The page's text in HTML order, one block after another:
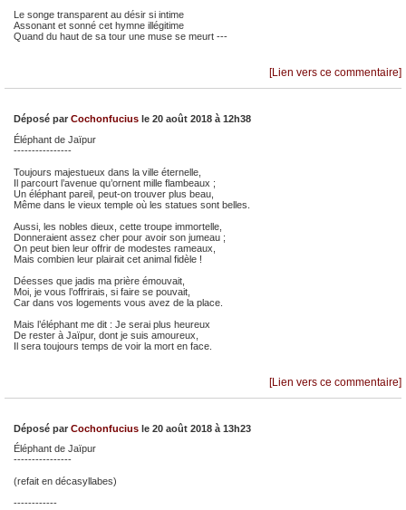
Le songe transparent au désir si intime
Assonant et sonné cet hymne illégitime
Quand du haut de sa tour une muse se meurt ---
[Lien vers ce commentaire]
Déposé par Cochonfucius le 20 août 2018 à 12h38
Éléphant de Jaïpur
----------------
Toujours majestueux dans la ville éternelle,
Il parcourt l’avenue qu’ornent mille flambeaux ;
Un éléphant pareil, peut-on trouver plus beau,
Même dans le vieux temple où les statues sont belles.
Aussi, les nobles dieux, cette troupe immortelle,
Donneraient assez cher pour avoir son jumeau ;
On peut bien leur offrir de modestes rameaux,
Mais combien leur plairait cet animal fidèle !
Déesses que jadis ma prière émouvait,
Moi, je vous l’offrirais, si faire se pouvait,
Car dans vos logements vous avez de la place.
Mais l’éléphant me dit : Je serai plus heureux
De rester à Jaïpur, dont je suis amoureux,
Il sera toujours temps de voir la mort en face.
[Lien vers ce commentaire]
Déposé par Cochonfucius le 20 août 2018 à 13h23
Éléphant de Jaïpur
----------------
(refait en décasyllabes)
------------